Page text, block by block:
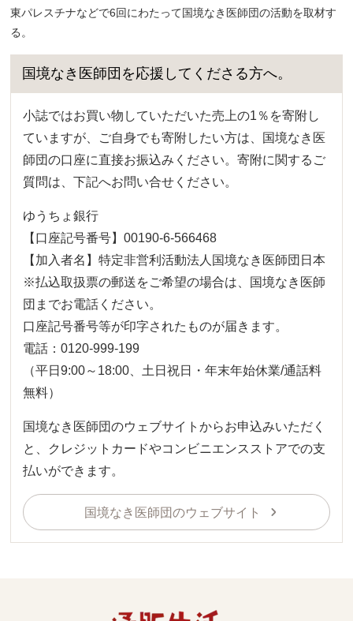
東パレスチナなどで6回にわたって国境なき医師団の活動を取材す
る。
国境なき医師団を応援してくださる方へ。
小誌ではお買い物していただいた売上の1％を寄附し
ていますが、ご自身でも寄附したい方は、国境なき医
師団の口座に直接お振込みください。寄附に関するご
質問は、下記へお問い合せください。
ゆうちょ銀行
【口座記号番号】00190-6-566468
【加入者名】特定非営利活動法人国境なき医師団日本
※払込取扱票の郵送をご希望の場合は、国境なき医師
団までお電話ください。
口座記号番号等が印字されたものが届きます。
電話：0120-999-199
（平日9:00～18:00、土日祝日・年末年始休業/通話料
無料）
国境なき医師団のウェブサイトからお申込みいただく
と、クレジットカードやコンビニエンスストアでの支
払いができます。
国境なき医師団のウェブサイト